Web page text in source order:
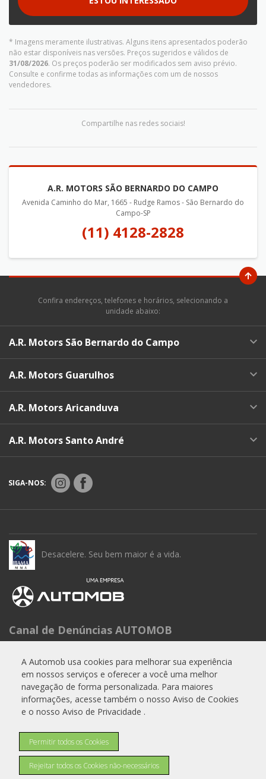
A Automob usa cookies para melhorar sua experiência
em nossos serviços e oferecer a você uma melhor
navegação de forma personalizada. Para maiores
informações, acesse também o nosso Aviso de Cookies
e o nosso Aviso de Privacidade .
Permitir todos os Cookies
Rejeitar todos os Cookies não-necessários
* Imagens meramente ilustrativas. Alguns itens apresentados poderão
não estar disponíveis nas versões. Preços sugeridos e válidos de
31/08/2026. Os preços poderão ser modificados sem aviso prévio.
Consulte e confirme todas as informações com um de nossos
vendedores.
Compartilhe nas redes sociais!
A.R. MOTORS SÃO BERNARDO DO CAMPO
Avenida Caminho do Mar, 1665 - Rudge Ramos - São Bernardo do
Campo-SP
(11) 4128-2828
Confira endereços, telefones e horários, selecionando a
unidade abaixo:
A.R. Motors São Bernardo do Campo
A.R. Motors Guarulhos
A.R. Motors Aricanduva
A.R. Motors Santo André
SIGA-NOS:
Desacelere. Seu bem maior é a vida.
Canal de Denúncias AUTOMOB
Telefone: 0800 288 6662
E-mail:experiencia.cliente@automob.com.br
AutoForce - Todos os direitos reservados.
Como a A.R Motors trata os Dados Pessoais (LGPD)
Aviso de Privacidade